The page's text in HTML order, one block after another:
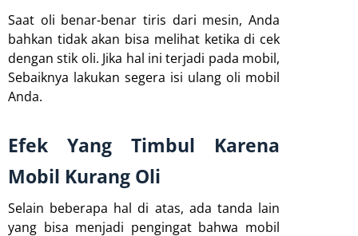
Saat oli benar-benar tiris dari mesin, Anda
bahkan tidak akan bisa melihat ketika di cek
dengan stik oli. Jika hal ini terjadi pada mobil,
Sebaiknya lakukan segera isi ulang oli mobil
Anda.
Efek Yang Timbul Karena
Mobil Kurang Oli
Selain beberapa hal di atas, ada tanda lain
yang bisa menjadi pengingat bahwa mobil